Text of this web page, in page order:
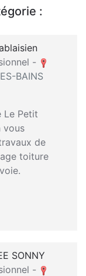
:
-
BAINS
Le Petit
vous
de
toiture
SONNY
-